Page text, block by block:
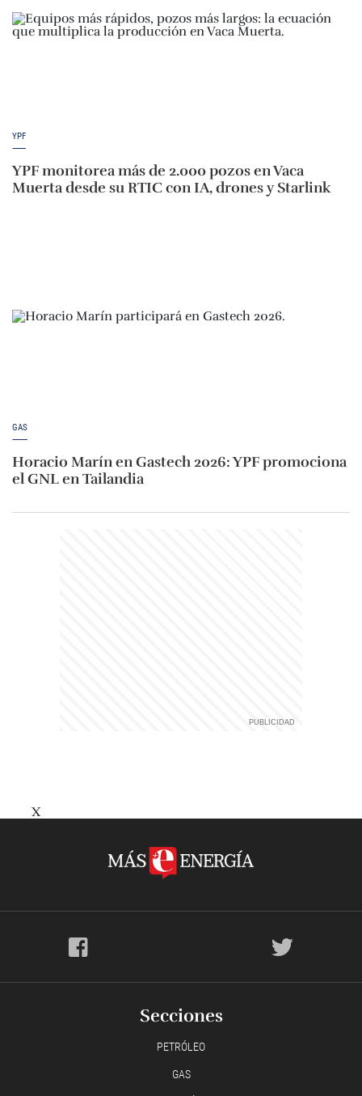
YPF
YPF monitorea más de 2.000 pozos en Vaca
Muerta desde su RTIC con IA, drones y Starlink
GAS
Horacio Marín en Gastech 2026: YPF promociona
el GNL en Tailandia
X
Secciones
PETRÓLEO
GAS